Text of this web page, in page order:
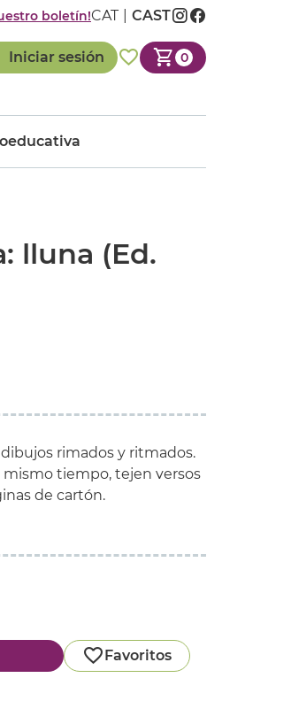
Iniciar sesión 0
boletín!CAT CAST
lluna (Ed.
rimados y ritmados.
mismo tiempo, tejen versos
de cartón.
Favoritos